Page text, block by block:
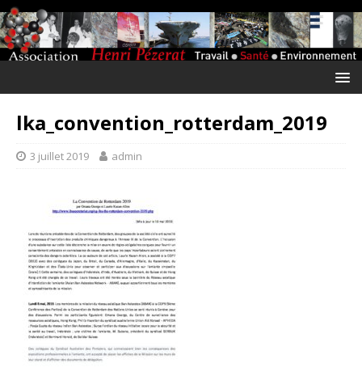
lka_convention_rotterdam_2019
3 juillet 2019 admin